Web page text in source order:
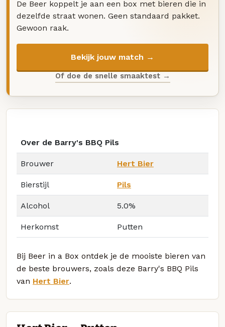
De Beer koppelt je aan een box met bieren die in
dezelfde straat wonen. Geen standaard pakket.
Gewoon raak.
Bekijk jouw match →
Of doe de snelle smaaktest →
Over de Barry's BBQ Pils
Brouwer Hert Bier
Bierstijl Pils
Alcohol 5.0%
Herkomst Putten
Bij Beer in a Box ontdek je de mooiste bieren van
de beste brouwers, zoals deze Barry's BBQ Pils
van Hert Bier.